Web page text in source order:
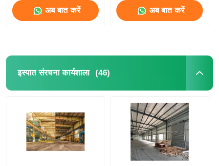
अब बात करें अब बात करें
इस्पात संरचना कार्यशाला (46)